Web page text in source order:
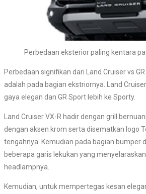
Perbedaan eksterior paling kentara
Perbedaan signifikan dari Land Cruiser vs
adalah pada bagian ekstriornya. Land
gaya elegan dan GR Sport lebih ke Sporty.
Land Cruiser VX-R hadir dengan grill
dengan aksen krom serta disematkan logo
tengahnya. Kemudian pada bagian bumper
beberapa garis lekukan yang
headlampnya.
Kemudian, untuk mempertegas kesan